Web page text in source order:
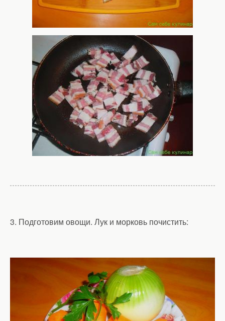
3. Подготовим овощи. Лук и морковь почистить: